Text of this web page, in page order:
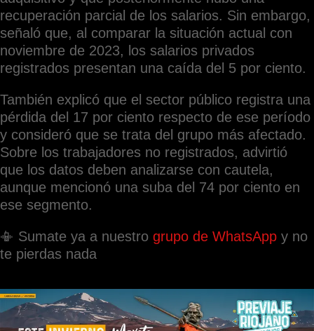
recuperación parcial de los salarios. Sin embargo,
señaló que, al comparar la situación actual con
noviembre de 2023, los salarios privados
registrados presentan una caída del 5 por ciento.
También explicó que el sector público registra una
pérdida del 17 por ciento respecto de ese período
y consideró que se trata del grupo más afectado.
Sobre los trabajadores no registrados, advirtió
que los datos deben analizarse con cautela,
aunque mencionó una suba del 74 por ciento en
ese segmento.
📳 Sumate ya a nuestro grupo de WhatsApp y no
te pierdas nada